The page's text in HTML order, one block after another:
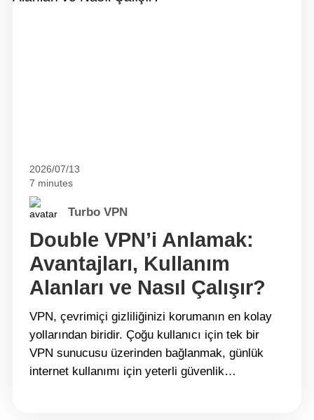
2026/07/13
7 minutes
Turbo VPN
Double VPN’i Anlamak:
Avantajları, Kullanım
Alanları ve Nasıl Çalışır?
VPN, çevrimiçi gizliliğinizi korumanın en kolay
yollarından biridir. Çoğu kullanıcı için tek bir
VPN sunucusu üzerinden bağlanmak, günlük
internet kullanımı için yeterli güvenlik